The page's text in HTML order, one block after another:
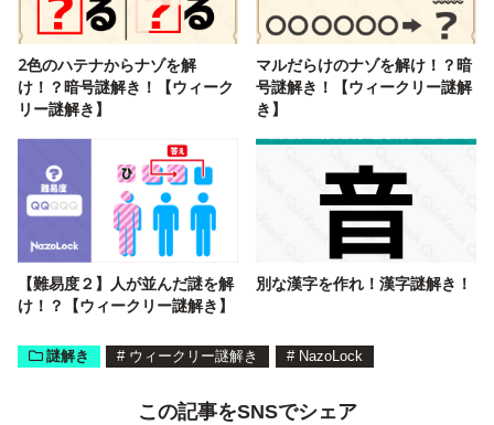
2色のハテナからナゾを解
け！？暗号謎解き！【ウィーク
リー謎解き】
マルだらけのナゾを解け！？暗
号謎解き！【ウィークリー謎解
き】
【難易度２】人が並んだ謎を解
け！？【ウィークリー謎解き】
別な漢字を作れ！漢字謎解き！
謎解き # ウィークリー謎解き # NazoLock
この記事をSNSでシェア